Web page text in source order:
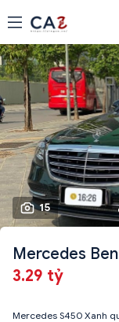
15
Mercedes
3.29 tỷ
Mercedes S450 Xanh